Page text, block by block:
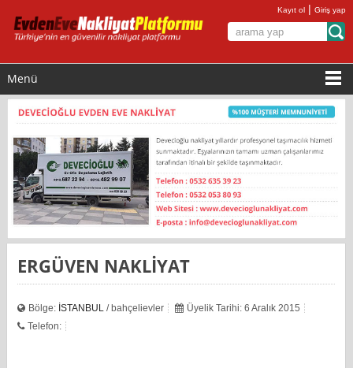
Kayıt ol |Giriş yap
Menü
ERGÜVEN NAKLİYAT
Bölge: İSTANBUL / bahçelievler
Üyelik Tarihi: 6 Aralık 2015
Telefon: